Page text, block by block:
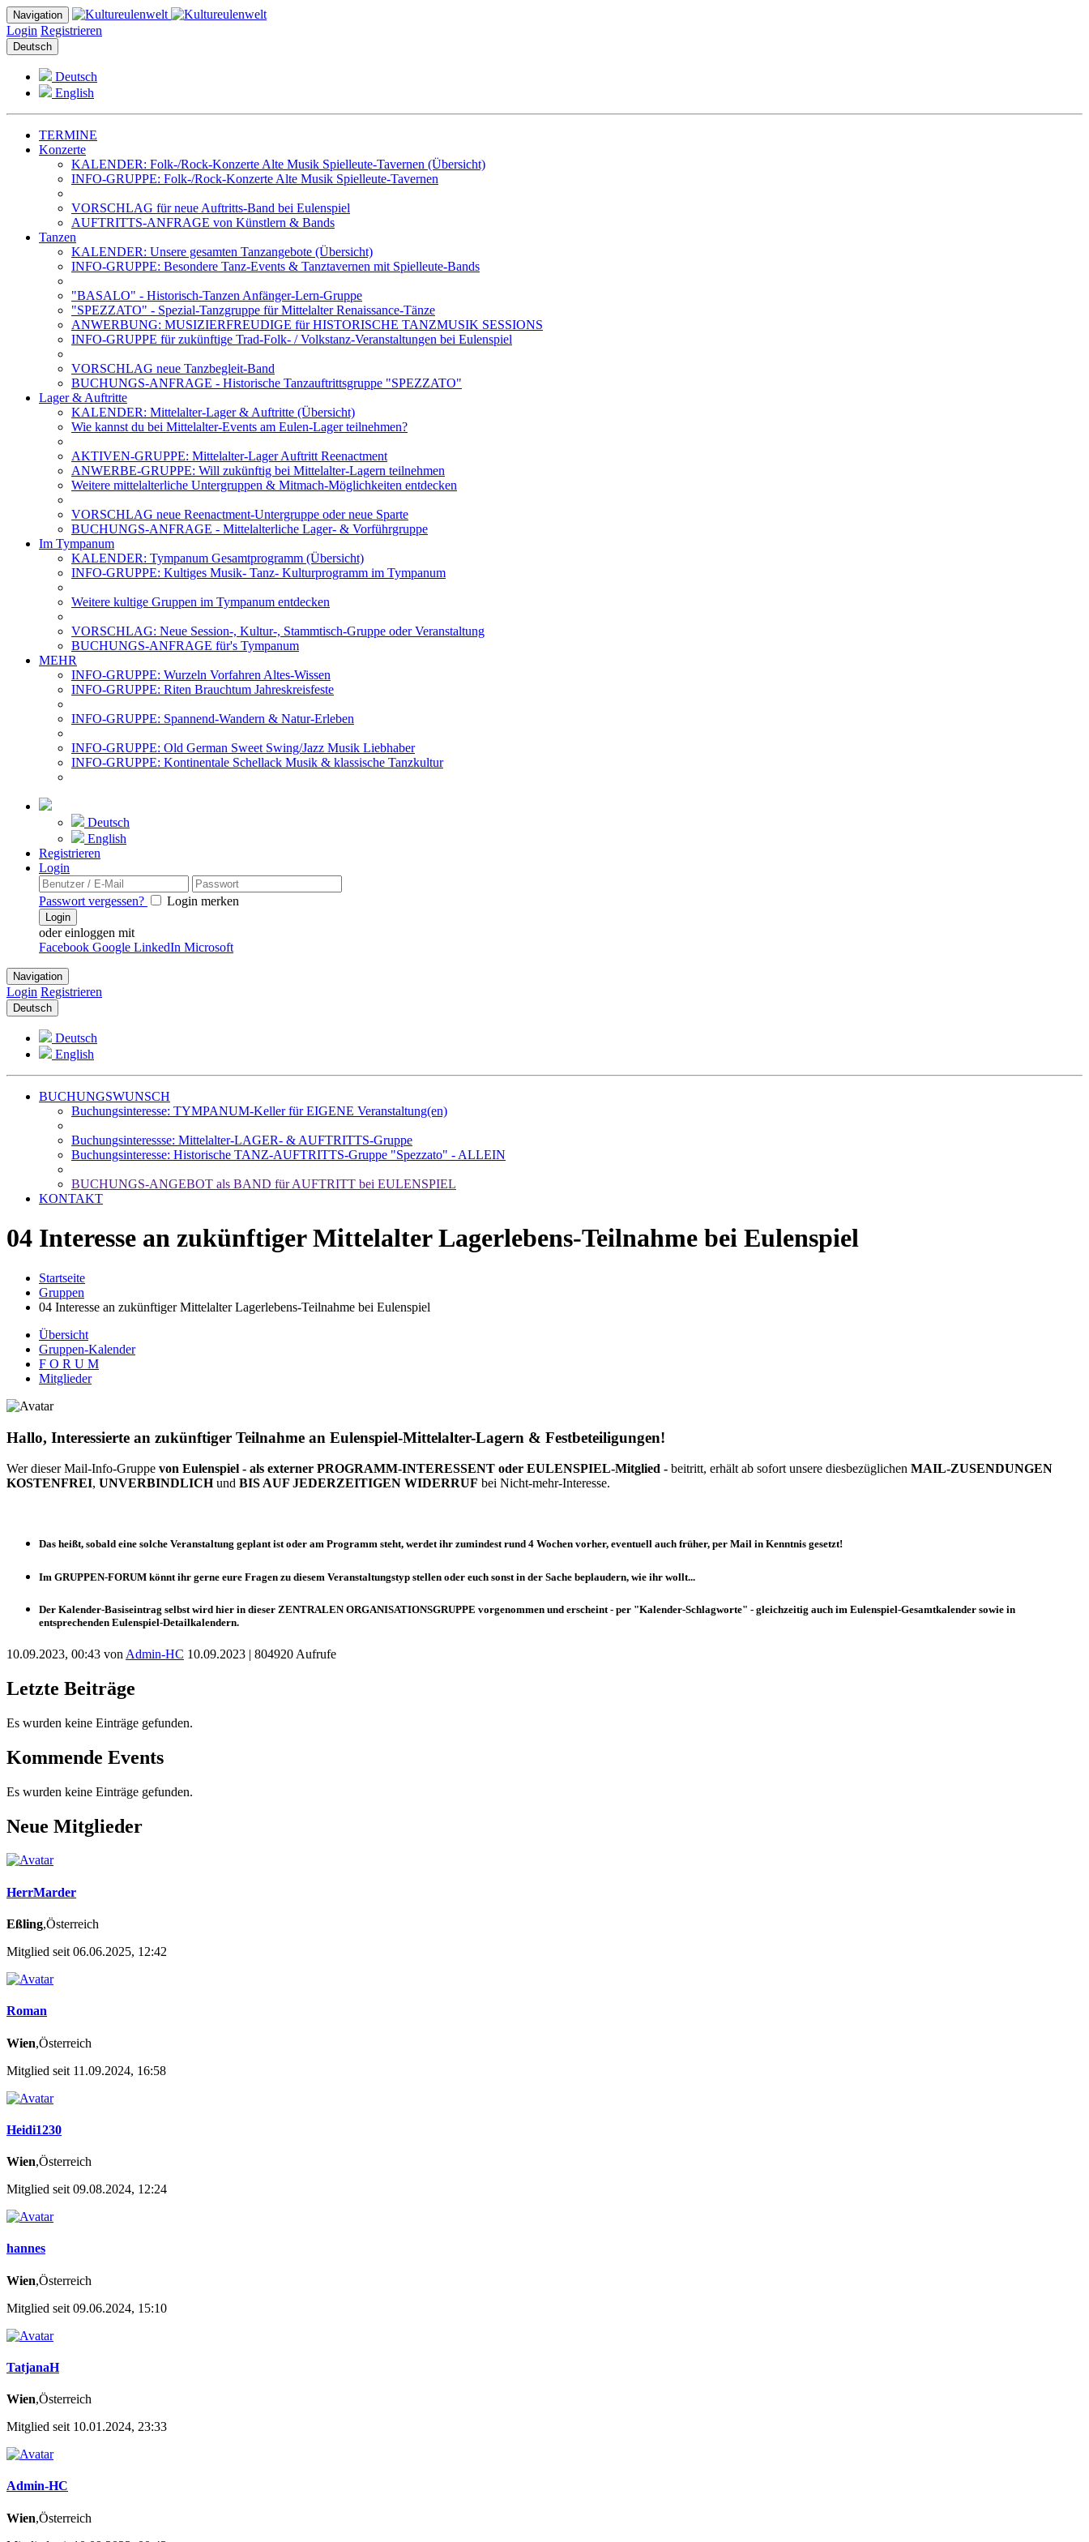
Navigation
Login Registrieren
Deutsch
Deutsch
English
TERMINE
Konzerte
KALENDER: Folk-/Rock-Konzerte Alte Musik Spielleute-Tavernen (Übersicht)
INFO-GRUPPE: Folk-/Rock-Konzerte Alte Musik Spielleute-Tavernen
VORSCHLAG für neue Auftritts-Band bei Eulenspiel
AUFTRITTS-ANFRAGE von Künstlern & Bands
Tanzen
KALENDER: Unsere gesamten Tanzangebote (Übersicht)
INFO-GRUPPE: Besondere Tanz-Events & Tanztavernen mit Spielleute-Bands
"BASALO" - Historisch-Tanzen Anfänger-Lern-Gruppe
"SPEZZATO" - Spezial-Tanzgruppe für Mittelalter Renaissance-Tänze
ANWERBUNG: MUSIZIERFREUDIGE für HISTORISCHE TANZMUSIK SESSIONS
INFO-GRUPPE für zukünftige Trad-Folk- / Volkstanz-Veranstaltungen bei Eulenspiel
VORSCHLAG neue Tanzbegleit-Band
BUCHUNGS-ANFRAGE - Historische Tanzauftrittsgruppe "SPEZZATO"
Lager & Auftritte
KALENDER: Mittelalter-Lager & Auftritte (Übersicht)
Wie kannst du bei Mittelalter-Events am Eulen-Lager teilnehmen?
AKTIVEN-GRUPPE: Mittelalter-Lager Auftritt Reenactment
ANWERBE-GRUPPE: Will zukünftig bei Mittelalter-Lagern teilnehmen
Weitere mittelalterliche Untergruppen & Mitmach-Möglichkeiten entdecken
VORSCHLAG neue Reenactment-Untergruppe oder neue Sparte
BUCHUNGS-ANFRAGE - Mittelalterliche Lager- & Vorführgruppe
Im Tympanum
KALENDER: Tympanum Gesamtprogramm (Übersicht)
INFO-GRUPPE: Kultiges Musik- Tanz- Kulturprogramm im Tympanum
Weitere kultige Gruppen im Tympanum entdecken
VORSCHLAG: Neue Session-, Kultur-, Stammtisch-Gruppe oder Veranstaltung
BUCHUNGS-ANFRAGE für's Tympanum
MEHR
INFO-GRUPPE: Wurzeln Vorfahren Altes-Wissen
INFO-GRUPPE: Riten Brauchtum Jahreskreisfeste
INFO-GRUPPE: Spannend-Wandern & Natur-Erleben
INFO-GRUPPE: Old German Sweet Swing/Jazz Musik Liebhaber
INFO-GRUPPE: Kontinentale Schellack Musik & klassische Tanzkultur
Deutsch
English
Registrieren
Login
Passwort vergessen? Login merken
Login
oder einloggen mit
Facebook Google LinkedIn Microsoft
Navigation
Login Registrieren
Deutsch
Deutsch
English
BUCHUNGSWUNSCH
Buchungsinteresse: TYMPANUM-Keller für EIGENE Veranstaltung(en)
Buchungsinteressse: Mittelalter-LAGER- & AUFTRITTS-Gruppe
Buchungsinteresse: Historische TANZ-AUFTRITTS-Gruppe "Spezzato" - ALLEIN
BUCHUNGS-ANGEBOT als BAND für AUFTRITT bei EULENSPIEL
KONTAKT
04 Interesse an zukünftiger Mittelalter Lagerlebens-Teilnahme bei Eulenspiel
Startseite
Gruppen
04 Interesse an zukünftiger Mittelalter Lagerlebens-Teilnahme bei Eulenspiel
Übersicht
Gruppen-Kalender
F O R U M
Mitglieder
Hallo, Interessierte an zukünftiger Teilnahme an Eulenspiel-Mittelalter-Lagern & Festbeteiligungen!
Wer dieser Mail-Info-Gruppe von Eulenspiel - als externer PROGRAMM-INTERESSENT oder EULENSPIEL-Mitglied - beitritt, erhält ab sofort unsere diesbezüglichen MAIL-ZUSENDUNGEN
KOSTENFREI, UNVERBINDLICHund BIS AUF JEDERZEITIGEN WIDERRUF bei Nicht-mehr-Interesse.
Das heißt, sobald eine solche Veranstaltung geplantist oder am Programm steht, werdet ihr zumindestrund 4 Wochen vorher, eventuell auch früher, per Mail in Kenntnis gesetzt!
Im GRUPPEN-FORUM könnt ihr gerne eure Fragen zu diesem Veranstaltungstyp stellen oder euch sonst in der Sache beplaudern, wie ihr wollt...
Der Kalender-Basiseintrag selbst wird hier in dieser ZENTRALEN ORGANISATIONSGRUPPE vorgenommen und erscheint - per "Kalender-Schlagworte" - gleichzeitig auch im Eulenspiel-Gesamtkalender sowie in
entsprechenden Eulenspiel-Detailkalendern.
10.09.2023, 00:43 von Admin-HC 10.09.2023 | 804920 Aufrufe
Letzte Beiträge
Es wurden keine Einträge gefunden.
Kommende Events
Es wurden keine Einträge gefunden.
Neue Mitglieder
HerrMarder
Eßling,Österreich
Mitglied seit 06.06.2025, 12:42
Roman
Wien,Österreich
Mitglied seit 11.09.2024, 16:58
Heidi1230
Wien,Österreich
Mitglied seit 09.08.2024, 12:24
hannes
Wien,Österreich
Mitglied seit 09.06.2024, 15:10
TatjanaH
Wien,Österreich
Mitglied seit 10.01.2024, 23:33
Admin-HC
Wien,Österreich